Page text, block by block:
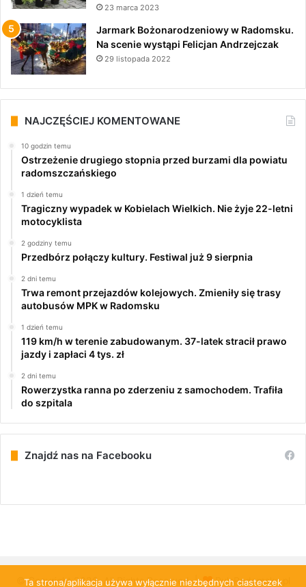
23 marca 2023
Jarmark Bożonarodzeniowy w Radomsku.
Na scenie wystąpi Felicjan Andrzejczak
29 listopada 2022
NAJCZĘŚCIEJ KOMENTOWANE
10 godzin temu
Ostrzeżenie drugiego stopnia przed burzami dla powiatu
radomszczańskiego
1 dzień temu
Tragiczny wypadek w Kobielach Wielkich. Nie żyje 22-letni
motocyklista
2 godziny temu
Przedbórz połączy kultury. Festiwal już 9 sierpnia
2 dni temu
Trwa remont przejazdów kolejowych. Zmieniły się trasy
autobusów MPK w Radomsku
1 dzień temu
119 km/h w terenie zabudowanym. 37-latek stracił prawo
jazdy i zapłaci 4 tys. zł
2 dni temu
Rowerzystka ranna po zderzeniu z samochodem. Trafiła
do szpitala
Znajdź nas na Facebooku
© Copyright 2026, All Rights Reserved | PulsRadomska.pl
Ta strona/aplikacja używa wyłącznie niezbędnych ciasteczek